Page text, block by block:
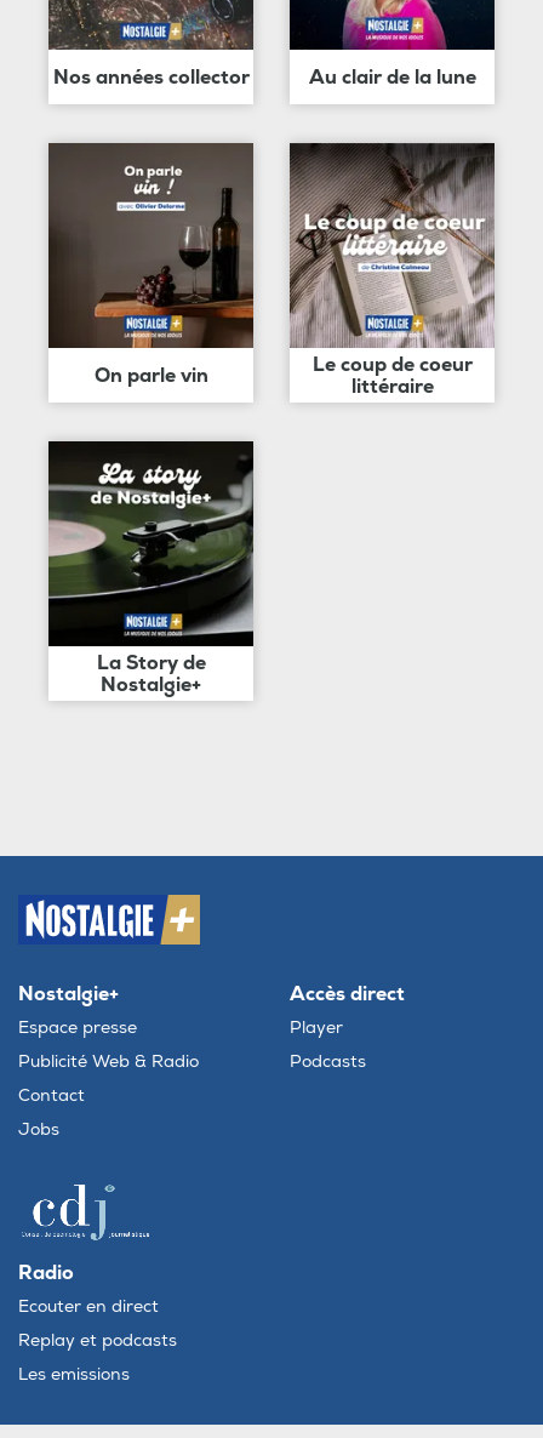
Nos années collector Au clair de la lune
On parle vin
Le coup de coeur
littéraire
La Story de
Nostalgie+
Nostalgie+
Espace presse
Publicité Web & Radio
Contact
Jobs
Accès direct
Player
Podcasts
Radio
Ecouter en direct
Replay et podcasts
Les emissions